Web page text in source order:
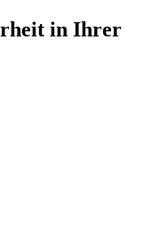
in Ihrer